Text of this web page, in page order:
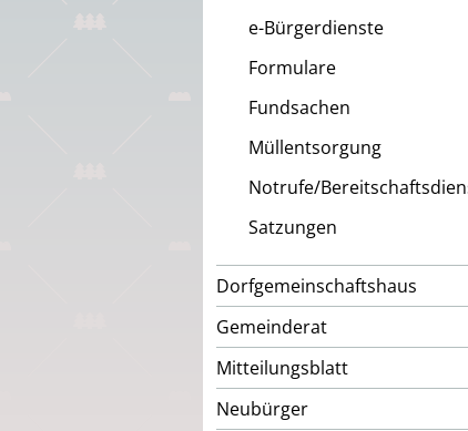
e-Bürgerdienste
Formulare
Fundsachen
Müllentsorgung
Notrufe/
Satzungen
Dorfgemeinschaftshaus
Gemeinderat
Mitteilungsblatt
Neubürger